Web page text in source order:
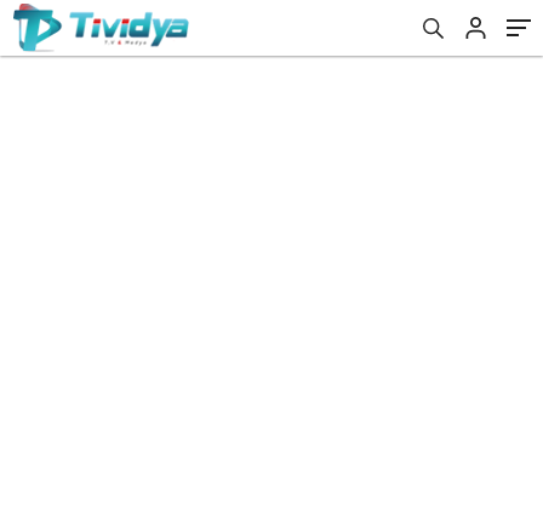
evden
eve
nakliyat